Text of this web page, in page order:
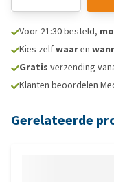
Voor 21:30 besteld,
Kies zelfwaaren
Gratis verzending
Klanten beoordelen
Gerelateerde